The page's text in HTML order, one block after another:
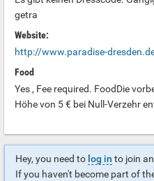
getra
Website:
http://www.paradise-
Food
Yes , Fee required. FoodDie
Höhe von 5 € bei Null-Verzehr
Hey, you need to log in to join
If you haven't become part of